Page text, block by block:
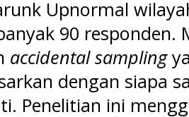
Upnormal
90 responden.
accidental sampling
dengan siapa
Penelitian ini